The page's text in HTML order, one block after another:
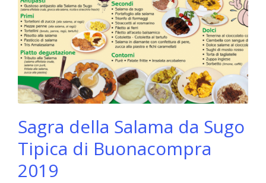
Sagra della Salama da Sugo
Tipica di Buonacompra
2019